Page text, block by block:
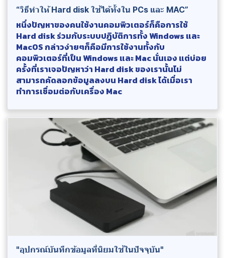
“วิธีทำให้ Hard disk ใช้ได้ทั้งใน PCs และ MAC”
หนึ่งปัญหาของคนใช้งานคอมพิวเตอร์ก็คือการใช้
Hard disk ร่วมกับระบบปฏิบัติการทั้ง Windows และ
MacOS กล่าวง่ายๆก็คือมีการใช้งานทั้งกับ
คอมพิวเตอร์ที่เป็น Windows และ Mac นั่นเอง แต่บ่อย
ครั้งที่เราเจอปัญหาว่า Hard disk ของเรานั้นไม่
สามารถคัดลอกข้อมูลลงบน Hard disk ได้เมื่อเรา
ทำการเชื่อมต่อกับเครื่อง Mac
"อุปกรณ์บันทึกข้อมูลที่นิยมใช้ในปัจจุบัน"